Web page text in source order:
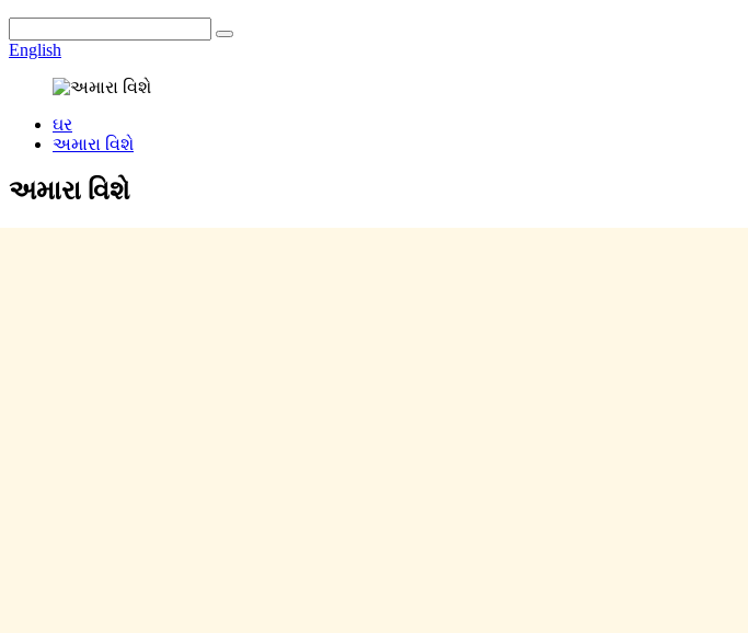
English
ઘર
અમારા વિશે
અમારા વિશે